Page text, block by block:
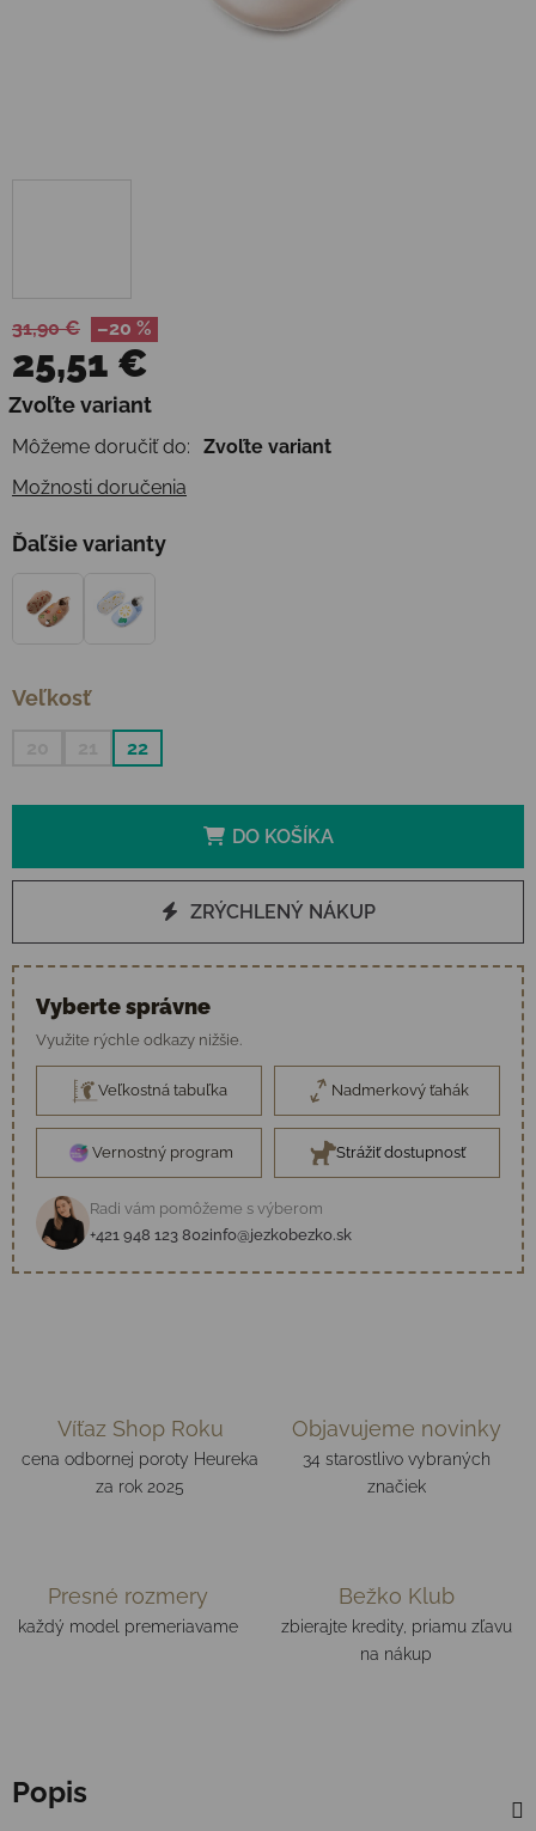
31,90 € –20 %
25,51 €
Jednotková cena:
Zvoľte variant
Môžeme doručiť do:
Zvoľte variant
Možnosti doručenia
Ďaľšie varianty
Veľkosť
22
DO KOŠÍKA
ZRÝCHLENÝ NÁKUP
Vyberte správne
Využite rýchle odkazy nižšie.
Veľkostná tabuľka Nadmerkový ťahák
Vernostný program Strážiť dostupnosť
Radi vám pomôžeme s výberom
+421 948 123 802info@jezkobezko.sk
Víťaz Shop Roku
cena odbornej poroty Heureka
za rok 2025
Objavujeme novinky
34 starostlivo vybraných
značiek
Presné rozmery
každý model premeriavame
Bežko Klub
zbierajte kredity, priamu zľavu
na nákup
Popis